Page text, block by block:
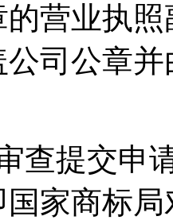
营业执
司公章
查提交申
家商标